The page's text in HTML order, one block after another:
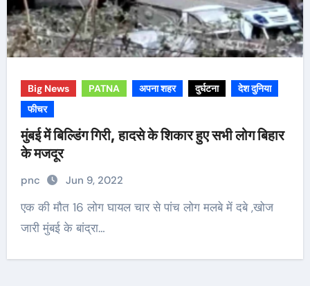
Big News PATNA अपना शहर दुर्घटना
देश दुनिया
फीचर
मुंबई में बिल्डिंग गिरी, हादसे के शिकार हुए सभी लोग बिहार
के मजदूर
pnc Jun 9, 2022
एक की मौत 16 लोग घायल चार से पांच लोग मलबे में दबे ,खोज
जारी मुंबई के बांद्रा…